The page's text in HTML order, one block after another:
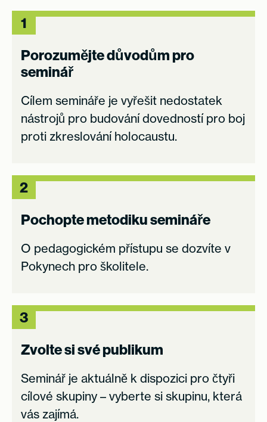
1
Porozumějte důvodům pro
seminář
Cílem semináře je vyřešit nedostatek
nástrojů pro budování dovedností pro boj
proti zkreslování holocaustu.
2
Pochopte metodiku semináře
O pedagogickém přístupu se dozvíte v
Pokynech pro školitele.
3
Zvolte si své publikum
Seminář je aktuálně k dispozici pro čtyři
cílové skupiny – vyberte si skupinu, která
vás zajímá.